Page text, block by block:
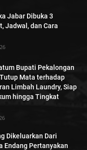
Jabar Dibuka 3
Jadwal, dan Cara
Bupati Pekalongan
Mata terhadap
Limbah Laundry, Siap
hingga Tingkat
Dikeluarkan Dari
Endang Pertanyakan